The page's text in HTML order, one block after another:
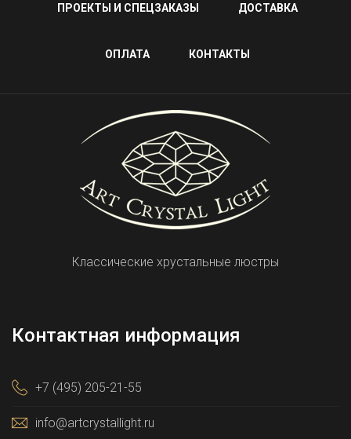
ПРОЕКТЫ И СПЕЦЗАКАЗЫ ДОСТАВКА
ОПЛАТА КОНТАКТЫ
Классические хрустальные люстры
Контактная информация
+7 (495) 205-21-55
info@artcrystallight.ru